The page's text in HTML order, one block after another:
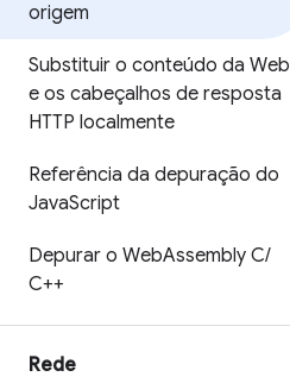
origem
Substituir o conteúdo da Web
e os cabeçalhos de resposta
HTTP localmente
Referência da depuração do
JavaScript
Depurar o WebAssembly C/
C++
Rede